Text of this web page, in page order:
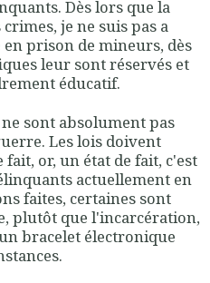
Dès lors que la
je ne suis pas a
prison de mineurs, dès
leur sont réservés et
éducatif.
sont absolument pas
Les lois doivent
or, un état de fait, c'est
actuellement en
faites, certaines sont
plutôt que l'incarcération,
bracelet électronique